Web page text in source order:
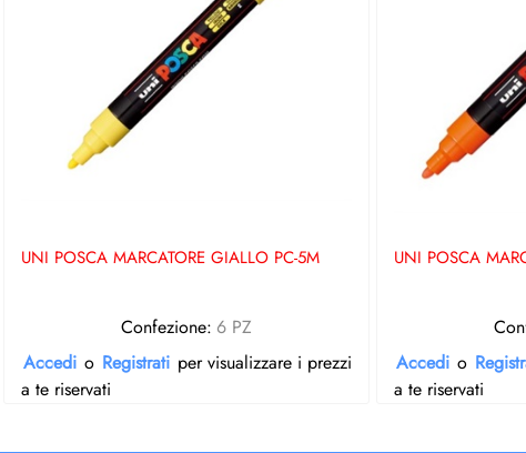
UNI POSCA MARCATORE GIALLO PC-5M
Confezione: 6 PZ
Accedi o Registrati per visualizzare i prezzi
a te riservati
UNI POSCA
Accedi o
a te riservati